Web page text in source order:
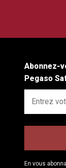
Abonnez-
Pegaso
En vous